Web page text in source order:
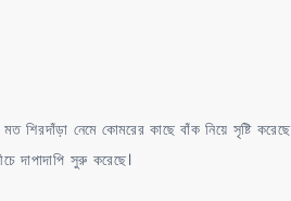
শিরদাঁড়া নেমে কোমরের কাছে বাঁক নিয়ে সৃষ্টি করেছে
দাপাদাপি সুরু করেছে।